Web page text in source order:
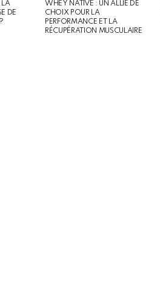
LA
DE
WHEY NATIVE : UN ALLIÉ DE
CHOIX POUR LA
PERFORMANCE ET LA
RÉCUPÉRATION MUSCULAIRE